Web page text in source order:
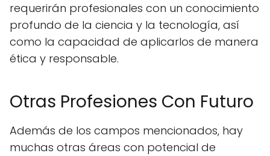
requerirán profesionales con un conocimiento
profundo de la ciencia y la tecnología, así
como la capacidad de aplicarlos de manera
ética y responsable.
Otras Profesiones Con Futuro
Además de los campos mencionados, hay
muchas otras áreas con potencial de